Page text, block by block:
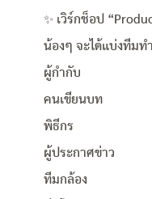
✨ เวิร์กช็อป
น้องๆ จะได้แบ่งทีมท
ผู้กำกับ
คนเขียนบท
พิธีกร
ผู้ประกาศข่าว
ทีมกล้อง